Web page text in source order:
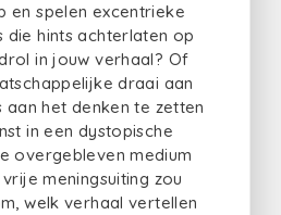
en spelen excentrieke
hints achterlaten op
in jouw verhaal? Of
draai aan
het denken te zetten
in een dystopische
overgebleven medium
meningsuiting zou
welk verhaal vertellen